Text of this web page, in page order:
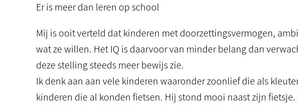
Er is meer dan leren op school
Mij is ooit verteld dat kinderen met doorzettingsvermogen,
wat ze willen. Het IQ is daarvoor van minder belang dan
deze stelling steeds meer bewijs zie.
Ik denk aan aan vele kinderen waaronder zoonlief die als
kinderen die al konden fietsen. Hij stond mooi naast zijn